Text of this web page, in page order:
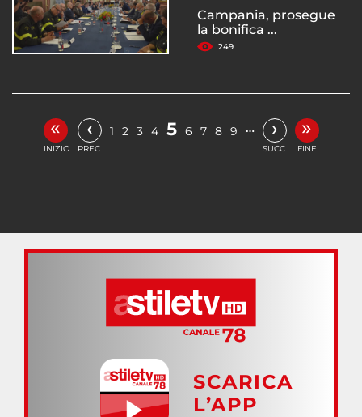
Campania, prosegue
la bonifica ...
249
«
INIZIO
‹
PREC.
1 2 3 4 5 6 7 8 9 … ›
SUCC.
»
FINE
SCARICA
L’APP